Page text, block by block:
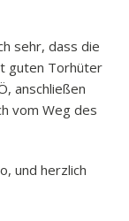
sehr, dass die
guten Torhüter
anschließen
vom Weg des
und herzlich